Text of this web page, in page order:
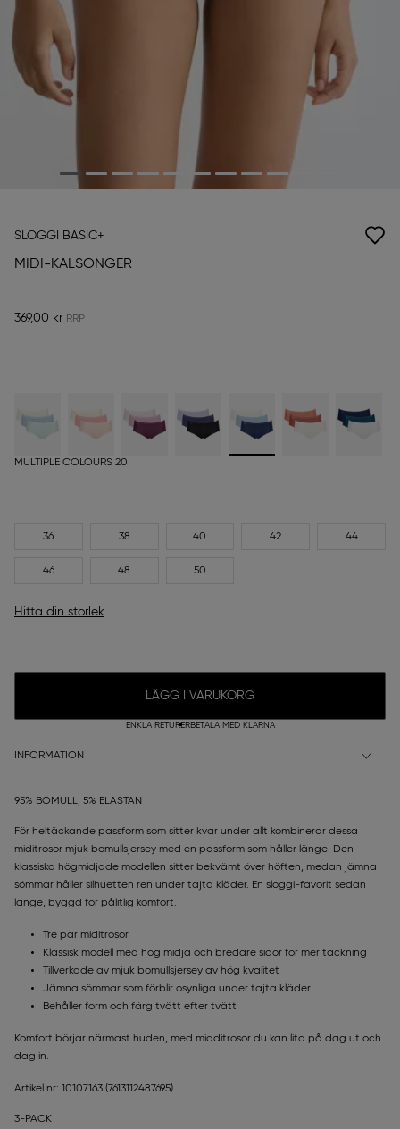
SLOGGI BASIC+
MIDI-KALSONGER
369,00 kr
MULTIPLE COLOURS 20
36 38 40 42 44
46 48 50
Hitta din storlek
LÄGG I VARUKORG
ENKLA RETURERBETALA MED KLARNA
INFORMATION
95% BOMULL, 5% ELASTAN
För heltäckande passform som sitter kvar under allt kombinerar dessa
miditrosor mjuk bomullsjersey med en passform som håller länge. Den
klassiska högmidjade modellen sitter bekvämt över höften, medan jämna
sömmar håller silhuetten ren under tajta kläder. En sloggi-favorit sedan
länge, byggd för pålitlig komfort.
Tre par miditrosor
Klassisk modell med hög midja och bredare sidor för mer täckning
Tillverkade av mjuk bomullsjersey av hög kvalitet
Jämna sömmar som förblir osynliga under tajta kläder
Behåller form och färg tvätt efter tvätt
Komfort börjar närmast huden, med midditrosor du kan lita på dag ut och
dag in.
Artikel nr: 10107163 (7613112487695)
3-PACK